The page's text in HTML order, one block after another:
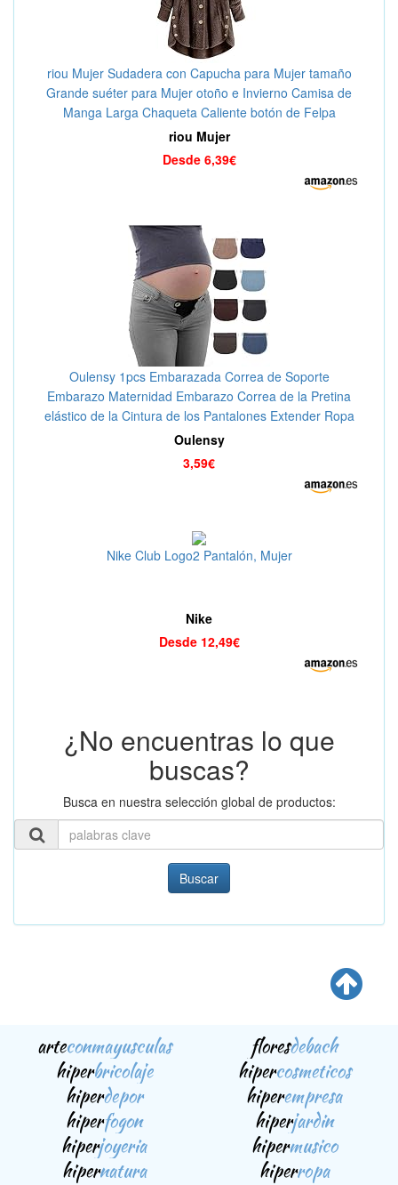
riou Mujer Sudadera con Capucha para Mujer tamaño
Grande suéter para Mujer otoño e Invierno Camisa de
Manga Larga Chaqueta Caliente botón de Felpa
Descuento
riou Mujer
Desde 6,39€
Oulensy 1pcs Embarazada Correa de Soporte
Embarazo Maternidad Embarazo Correa de la Pretina
elástico de la Cintura de los Pantalones Extender Ropa
Accesorios
Oulensy
3,59€
Nike Club Logo2 Pantalón, Mujer
Nike
Desde 12,49€
¿No encuentras lo que
buscas?
Busca en nuestra selección global de productos:
Buscar
arteconmayusculas floresdebach
hiperbricolaje hipercosmeticos
hiperdepor hiperempresa
hiperfogon hiperjardin
hiperjoyeria hipermusico
hipernatura hiperropa